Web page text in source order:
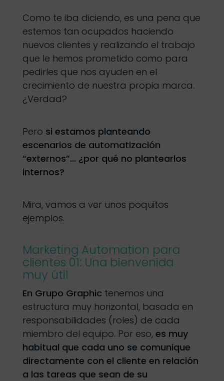
Como te iba diciendo, es una pena que
estemos tan ocupados haciendo
nuevos clientes y realizando el trabajo
que le hemos prometido como para
pedirles que nos ayuden en el
crecimiento de nuestra propia marca.
¿Verdad?
Pero si estamos planteando
escenarios de automatización
“externos”… ¿por qué no plantearlos
internos?
Mira, vamos a ver unos poquitos
ejemplos.
Marketing Automation para
clientes 01: Una bienvenida
muy útil
En Grupo Graphic tenemos una
estructura muy horizontal, basada en
responsabilidades (roles) de cada
miembro del equipo. Por eso, es muy
habitual que cada uno se comunique
directamente con el cliente en relación
a las tareas que sean de su